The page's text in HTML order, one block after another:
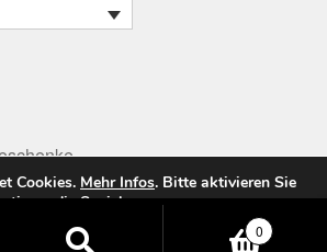
0
Cookies. Mehr Infos. Bitte aktivieren Sie
die Speicherung.
Ablehnen